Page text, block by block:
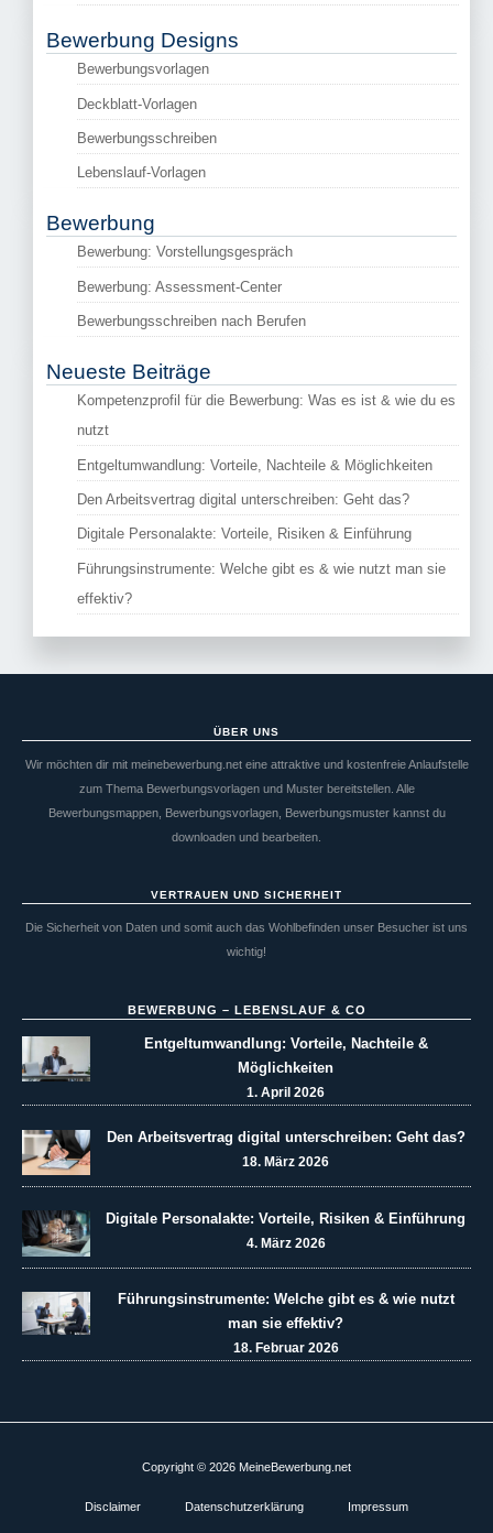
Bewerbung Designs
Bewerbungsvorlagen
Deckblatt-Vorlagen
Bewerbungsschreiben
Lebenslauf-Vorlagen
Bewerbung
Bewerbung: Vorstellungsgespräch
Bewerbung: Assessment-Center
Bewerbungsschreiben nach Berufen
Neueste Beiträge
Kompetenzprofil für die Bewerbung: Was es ist & wie du es
nutzt
Entgeltumwandlung: Vorteile, Nachteile & Möglichkeiten
Den Arbeitsvertrag digital unterschreiben: Geht das?
Digitale Personalakte: Vorteile, Risiken & Einführung
Führungsinstrumente: Welche gibt es & wie nutzt man sie
effektiv?
ÜBER UNS
Wir möchten dir mit meinebewerbung.net eine attraktive und kostenfreie Anlaufstelle
zum Thema Bewerbungsvorlagen und Muster bereitstellen. Alle
Bewerbungsmappen, Bewerbungsvorlagen, Bewerbungsmuster kannst du
downloaden und bearbeiten.
VERTRAUEN UND SICHERHEIT
Die Sicherheit von Daten und somit auch das Wohlbefinden unser Besucher ist uns
wichtig!
BEWERBUNG – LEBENSLAUF & CO
Entgeltumwandlung: Vorteile, Nachteile &
Möglichkeiten
1. April 2026
Den Arbeitsvertrag digital unterschreiben: Geht das?
18. März 2026
Digitale Personalakte: Vorteile, Risiken & Einführung
4. März 2026
Führungsinstrumente: Welche gibt es & wie nutzt
man sie effektiv?
18. Februar 2026
Copyright © 2026 MeineBewerbung.net
Disclaimer Datenschutzerklärung Impressum